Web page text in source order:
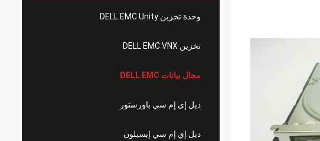
وحدة تخزين DELL EMC Unity
تخزين DELL EMC VNX
مجال بيانات DELL EMC
ديل إي إم سي باورستور
ديل إي إم سي إيسيلون